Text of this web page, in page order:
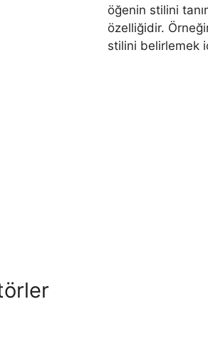
öğenin stilini
özelliğidir.
stilini belirlemek